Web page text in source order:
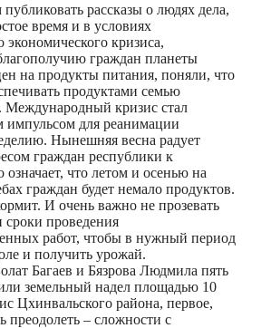
рассказы о людях дела,
время и в условиях
кризиса,
граждан планеты
на продукты питания, поняли, что
продуктами семью
Международный кризис стал
для реанимации
Нынешняя весна радует
граждан республики к
что летом и осенью на
граждан будет немало продуктов.
И очень важно не прозевать
сроки проведения
работ, чтобы в нужный период
и получить урожай.
Багаев и Бязрова Людмила пять
земельный надел площадью 10
Цхинвальского района, первое,
преодолеть – сложности с